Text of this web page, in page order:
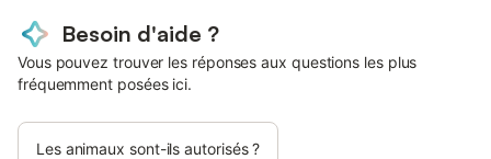
Besoin d'aide ?
Vous pouvez trouver les réponses aux questions les plus
fréquemment posées ici.
Les animaux sont-ils autorisés ?